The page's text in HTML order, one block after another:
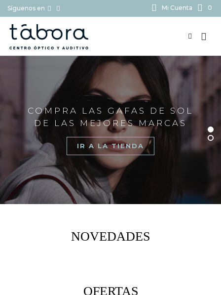
Síguenos en Mi Cuenta 0
COMPRA LAS GAFAS DE SOL
DE LAS MEJORES MARCAS
IR A LA TIENDA
NOVEDADES
OFERTAS